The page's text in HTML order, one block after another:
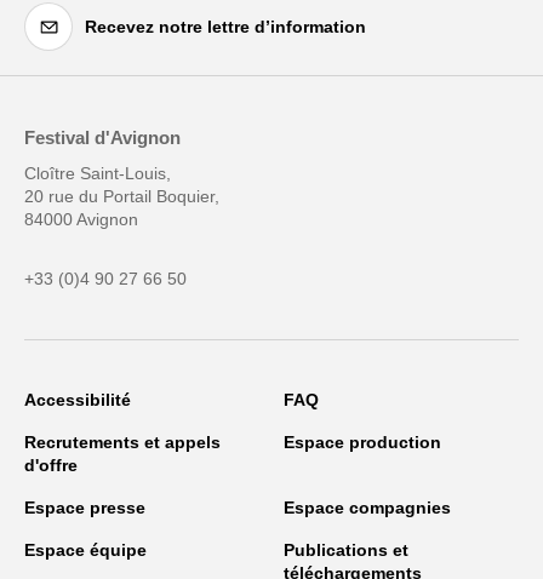
Recevez notre lettre d’information
Festival d'Avignon
Cloître Saint-Louis,
20 rue du Portail Boquier,
84000 Avignon
+33 (0)4 90 27 66 50
Accessibilité FAQ
Recrutements et appels
d'offre
Espace production
Espace presse Espace compagnies
Espace équipe
Publications et
téléchargements